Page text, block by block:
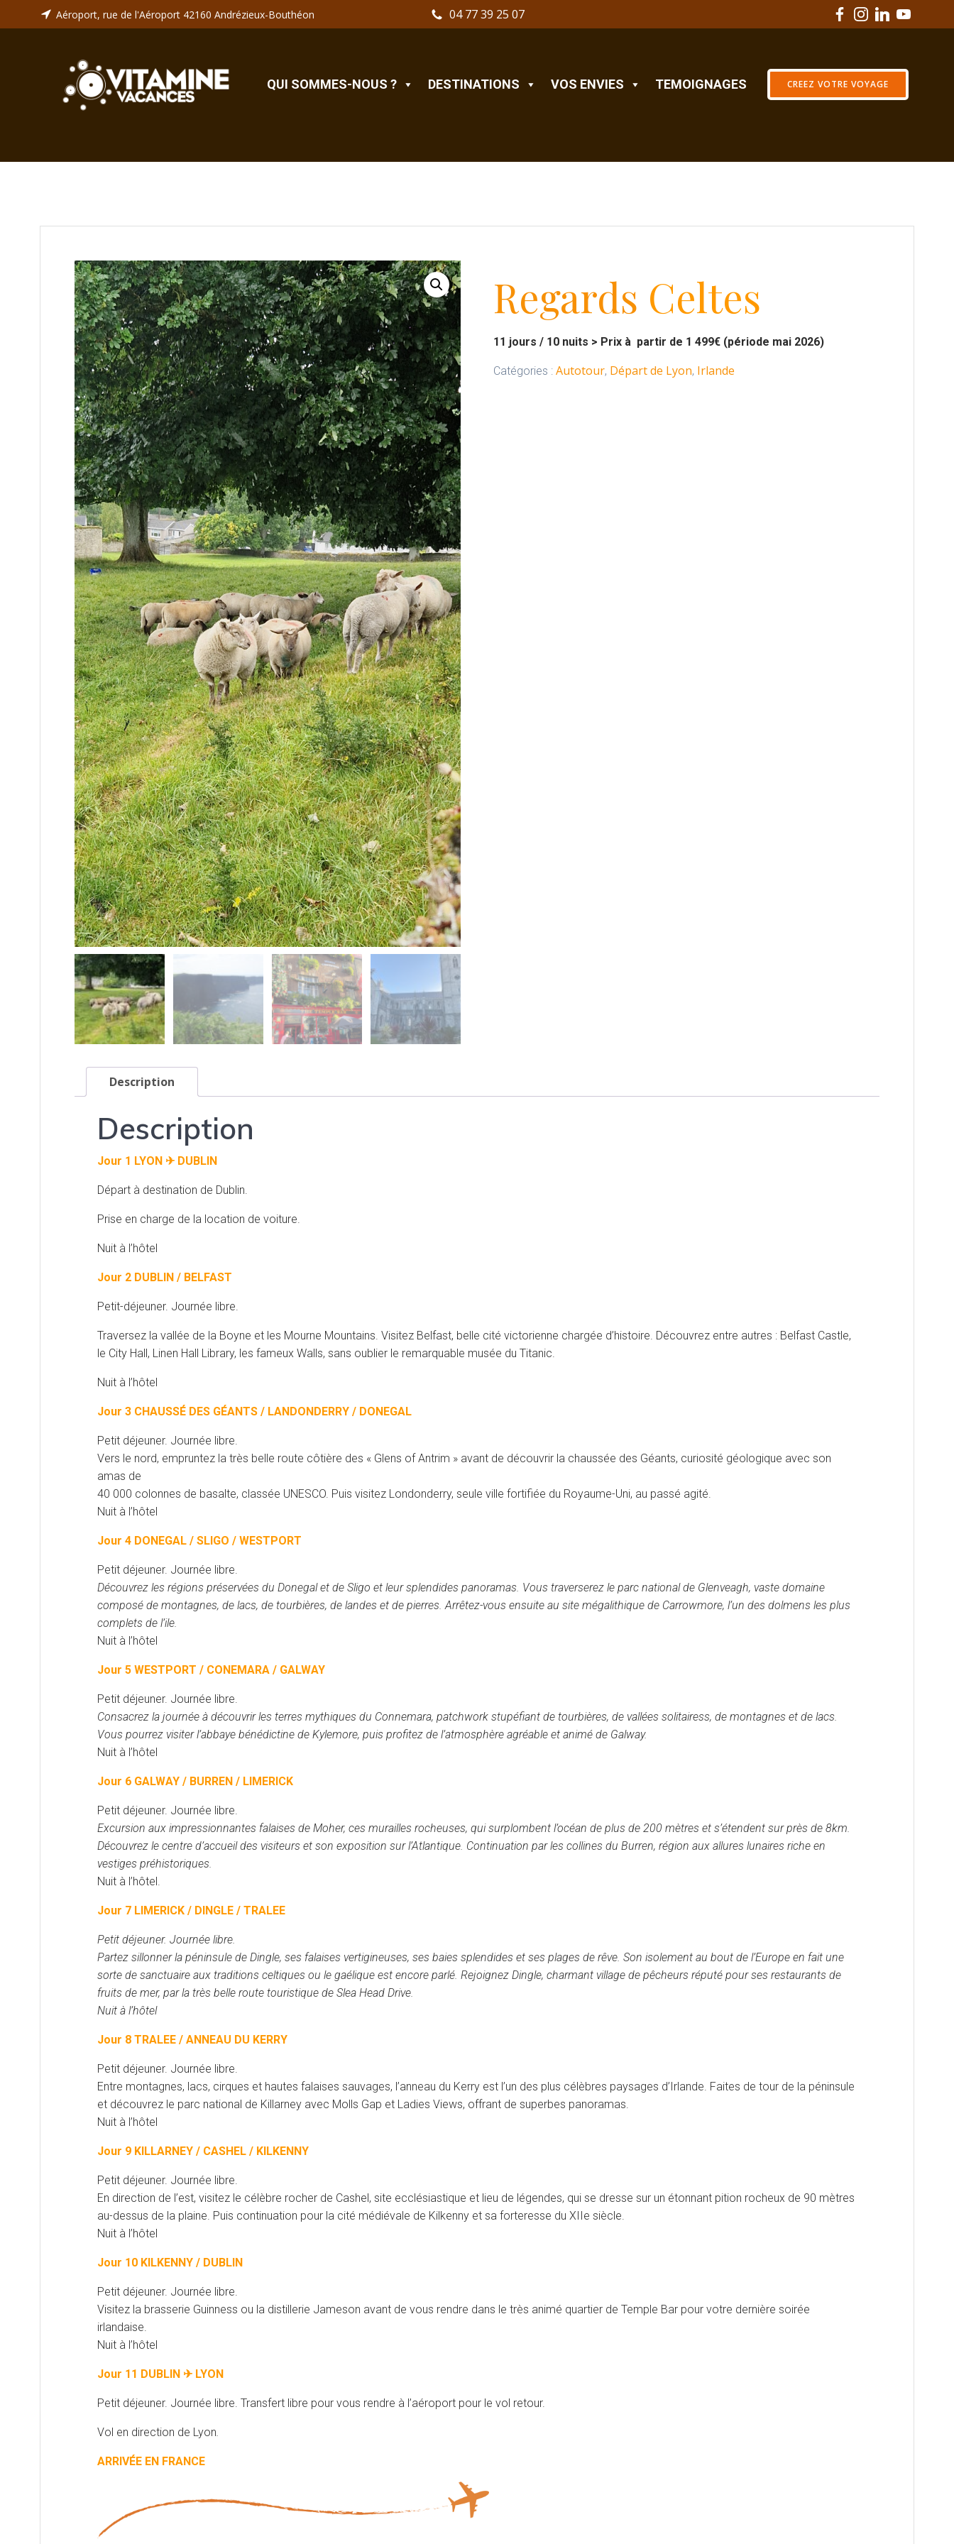
au
Aéroport, rue de l'Aéroport 42160 Andrézieux-Bouthéon 04 77 39 25 07
QUI SOMMES-NOUS ? DESTINATIONS VOS ENVIES TEMOIGNAGES CREEZ VOTRE VOYAGE
Regards Celtes
11 jours / 10 nuits > Prix à partir de 1 499€ (période mai 2026)
Catégories : Autotour, Départ de Lyon, Irlande
Description
Description
Jour 1 LYON ✈ DUBLIN
Départ à destination de Dublin.
Prise en charge de la location de voiture.
Nuit à l’hôtel
Jour 2 DUBLIN / BELFAST
Petit-déjeuner. Journée libre.
Traversez la vallée de la Boyne et les Mourne Mountains. Visitez Belfast, belle cité victorienne chargée d’histoire. Découvrez entre autres : Belfast Castle,
le City Hall, Linen Hall Library, les fameux Walls, sans oublier le remarquable musée du Titanic.
Nuit à l’hôtel
Jour 3 CHAUSSÉ DES GÉANTS / LANDONDERRY / DONEGAL
Petit déjeuner. Journée libre.
Vers le nord, empruntez la très belle route côtière des « Glens of Antrim » avant de découvrir la chaussée des Géants, curiosité géologique avec son
amas de
40 000 colonnes de basalte, classée UNESCO. Puis visitez Londonderry, seule ville fortifiée du Royaume-Uni, au passé agité.
Nuit à l’hôtel
Jour 4 DONEGAL / SLIGO / WESTPORT
Petit déjeuner. Journée libre.
Découvrez les régions préservées du Donegal et de Sligo et leur splendides panoramas. Vous traverserez le parc national de Glenveagh, vaste domaine
composé de montagnes, de lacs, de tourbières, de landes et de pierres. Arrêtez-vous ensuite au site mégalithique de Carrowmore, l’un des dolmens les plus
complets de l’ile.
Nuit à l’hôtel
Jour 5 WESTPORT / CONEMARA / GALWAY
Petit déjeuner. Journée libre.
Consacrez la journée à découvrir les terres mythiques du Connemara, patchwork stupéfiant de tourbières, de vallées solitairess, de montagnes et de lacs.
Vous pourrez visiter l’abbaye bénédictine de Kylemore, puis profitez de l’atmosphère agréable et animé de Galway.
Nuit à l’hôtel
Jour 6 GALWAY / BURREN / LIMERICK
Petit déjeuner. Journée libre.
Excursion aux impressionnantes falaises de Moher, ces murailles rocheuses, qui surplombent l’océan de plus de 200 mètres et s’étendent sur près de 8km.
Découvrez le centre d’accueil des visiteurs et son exposition sur l’Atlantique. Continuation par les collines du Burren, région aux allures lunaires riche en
vestiges préhistoriques.
Nuit à l’hôtel.
Jour 7 LIMERICK / DINGLE / TRALEE
Petit déjeuner. Journée libre.
Partez sillonner la péninsule de Dingle, ses falaises vertigineuses, ses baies splendides et ses plages de rêve. Son isolement au bout de l’Europe en fait une
sorte de sanctuaire aux traditions celtiques ou le gaélique est encore parlé. Rejoignez Dingle, charmant village de pêcheurs réputé pour ses restaurants de
fruits de mer, par la très belle route touristique de Slea Head Drive.
Nuit à l’hôtel
Jour 8 TRALEE / ANNEAU DU KERRY
Petit déjeuner. Journée libre.
Entre montagnes, lacs, cirques et hautes falaises sauvages, l’anneau du Kerry est l’un des plus célèbres paysages d’Irlande. Faites de tour de la péninsule
et découvrez le parc national de Killarney avec Molls Gap et Ladies Views, offrant de superbes panoramas.
Nuit à l’hôtel
Jour 9 KILLARNEY / CASHEL / KILKENNY
Petit déjeuner. Journée libre.
En direction de l’est, visitez le célèbre rocher de Cashel, site ecclésiastique et lieu de légendes, qui se dresse sur un étonnant pition rocheux de 90 mètres
au-dessus de la plaine. Puis continuation pour la cité médiévale de Kilkenny et sa forteresse du XIIe siècle.
Nuit à l’hôtel
Jour 10 KILKENNY / DUBLIN
Petit déjeuner. Journée libre.
Visitez la brasserie Guinness ou la distillerie Jameson avant de vous rendre dans le très animé quartier de Temple Bar pour votre dernière soirée
irlandaise.
Nuit à l’hôtel
Jour 11 DUBLIN ✈ LYON
Petit déjeuner. Journée libre. Transfert libre pour vous rendre à l’aéroport pour le vol retour.
Vol en direction de Lyon
ARRIVÉE EN FRANCE